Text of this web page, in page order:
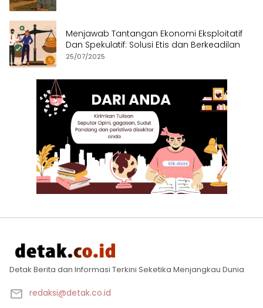
Menjawab Tantangan Ekonomi Eksploitatif
Dan Spekulatif: Solusi Etis dan Berkeadilan
25/07/2025
Detak Berita dan Informasi Terkini Seketika Menjangkau Dunia
redaksi@detak.co.id